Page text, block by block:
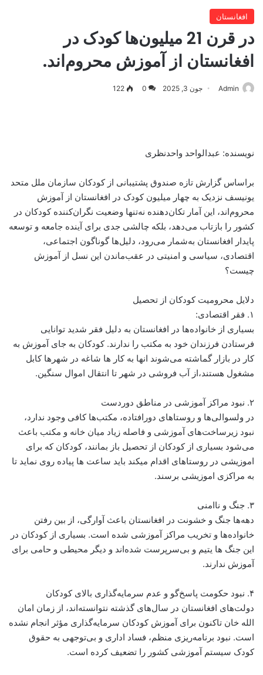
افغانستان
در قرن 21 میلیون‌ها کودک در
افغانستان از آموزش محروم‌اند.
Admin جون 3, 2025 0
122
نویسنده: عبدالواحد واحدنظری
براساس گزارش تازه صندوق پشتیبانی از کودکان سازمان ملل متحد
یونیسف نزدیک به چهار میلیون کودک در افغانستان از آموزش
محروم‌اند، این آمار تکان‌دهنده نه‌تنها وضعیت نگران‌کننده کودکان در
کشور را بازتاب می‌دهد، بلکه چالشی جدی برای آینده جامعه و توسعه
پایدار افغانستان به‌شمار می‌رود، دلیل‌ها گوناگون اجتماعی،
اقتصادی، سیاسی و امنیتی در عقب‌ماندن این نسل از آموزش
چیست؟
دلایل محرومیت کودکان از تحصیل
۱. فقر اقتصادی:
بسیاری از خانواده‌ها در افغانستان به دلیل فقر شدید توانایی
فرستادن فرزندان خود به مکتب را ندارند. کودکان به جای آموزش به
کار در بازار گماشته می‌شوند انها به کار ها شاغه در شهرها کابل
مشغول هستند،از آب فروشی در شهر تا انتقال اموال سنگین.
۲. نبود مراکز آموزشی در مناطق دوردست
در ولسوالی‌ها و روستاهای دورافتاده، مکتب‌ها کافی وجود ندارد،
نبود زیرساخت‌های آموزشی و فاصله زیاد میان خانه و مکتب باعث
می‌شود بسیاری از کودکان از تحصیل باز بمانند، کودکان که برای
اموزیشی در روستاهای اقدام میکند باید ساعت ها پیاده روی نماید تا
به مراکزی اموزیشی برسند.
۳. جنگ و ناامنی
دهه‌ها جنگ و خشونت در افغانستان باعث آوارگی، از بین رفتن
خانواده‌ها و تخریب مراکز آموزشی شده است. بسیاری از کودکان در
این جنگ ها یتیم و بی‌سرپرست شده‌اند و دیگر محیطی و حامی برای
آموزش ندارند.
۴. نبود حکومت پاسخ‌گو و عدم سرمایه‌گذاری بالای کودکان
دولت‌های افغانستان در سال‌های گذشته نتوانسته‌اند، از زمان امان
الله خان تاکنون برای آموزش کودکان سرمایه‌گذاری مؤثر انجام نشده
است. نبود برنامه‌ریزی منظم، فساد اداری و بی‌توجهی به حقوق
کودک سیستم آموزشی کشور را تضعیف کرده است.